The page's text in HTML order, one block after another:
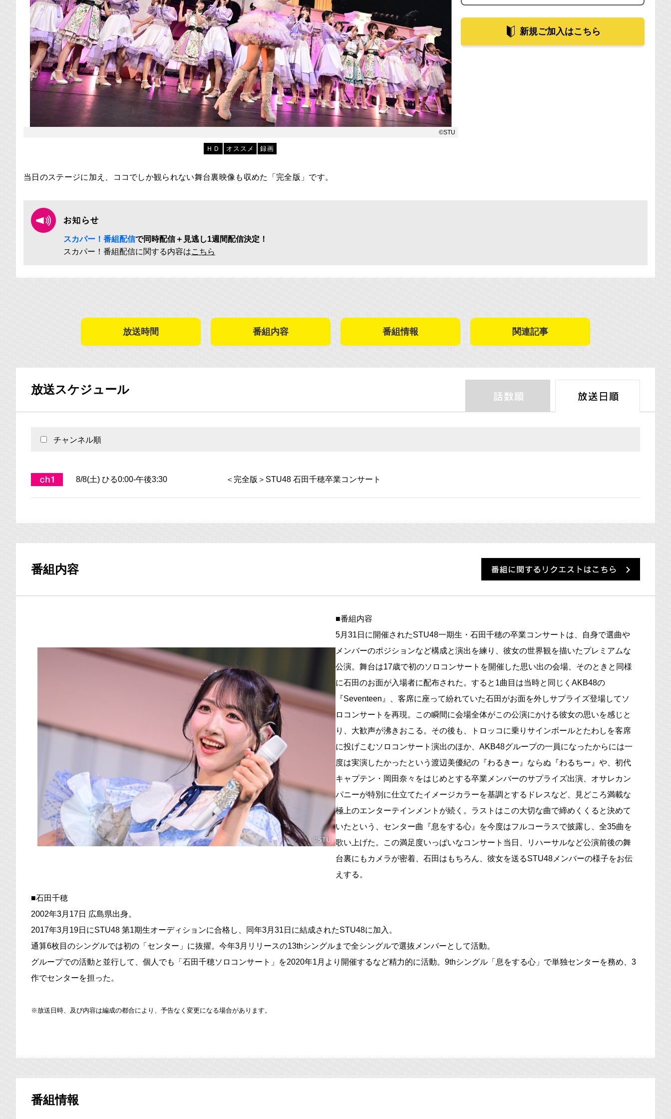
©STU
ＨＤ オススメ 録画
当日のステージに加え、ココでしか観られない舞台裏映像も収めた「完全版」です。
新規ご加入はこちら
お知ら
スカパー！番組配信で同時配信＋見逃し1週間配信決定！
スカパー！番組配信に関する内容はこちら
放送時間 番組内容 番組情報 関連記事
放送スケジュール 放送日順
チャンネル順
8/8(土) ひる0:00-午後3:30 ＜完全版＞STU48 石田千穂卒業コンサート
番組内容
番組に
■番組内容
5月31日に開催されたSTU48一期生・石田千穂の卒業コンサートは、自身で選曲や
メンバーのポジションなど構成と演出を練り、彼女の世界観を描いたプレミアムな
公演。舞台は17歳で初のソロコンサートを開催した思い出の会場、そのときと同様
に石田のお面が入場者に配布された。すると1曲目は当時と同じくAKB48の
『Seventeen』、客席に座って紛れていた石田がお面を外しサプライズ登場してソ
ロコンサートを再現。この瞬間に会場全体がこの公演にかける彼女の思いを感じと
り、大歓声が沸きおこる。その後も、トロッコに乗りサインボールとたわしを客席
に投げこむソロコンサート演出のほか、AKB48グループの一員になったからには一
度は実演したかったという渡辺美優紀の『わるきー』ならぬ『わるちー』や、初代
キャプテン・岡田奈々をはじめとする卒業メンバーのサプライズ出演、オサレカン
パニーが特別に仕立てたイメージカラーを基調とするドレスなど、見どころ満載な
極上のエンターテインメントが続く。ラストはこの大切な曲で締めくくると決めて
いたという、センター曲『息をする心』を今度はフルコーラスで披露し、全35曲を
歌い上げた。この満足度いっぱいなコンサート当日、リハーサルなど公演前後の舞
台裏にもカメラが密着、石田はもちろん、彼女を送るSTU48メンバーの様子をお伝
えする。
■石田千穂
2002年3月17日 広島県出身。
2017年3月19日にSTU48 第1期生オーディションに合格し、同年3月31日に結成されたSTU48に加入。
通算6枚目のシングルでは初の「センター」に抜擢。今年3月リリースの13thシングルまで全シングルで選抜メンバーとして活動。
グループでの活動と並行して、個人でも「石田千穂ソロコンサート」を2020年1月より開催するなど精力的に活動。9thシングル「息をする心」で単独センターを務め、3
作でセンターを担った。
※放送日時、及び内容は編成の都合により、予告なく変更になる場合があります。
番組情報